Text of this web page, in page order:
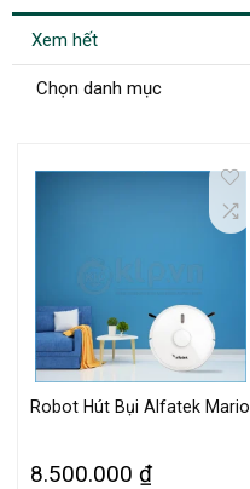
Xem hết
Chọn danh mục
Robot Hút Bụi Alfatek Mario
8.500.000₫